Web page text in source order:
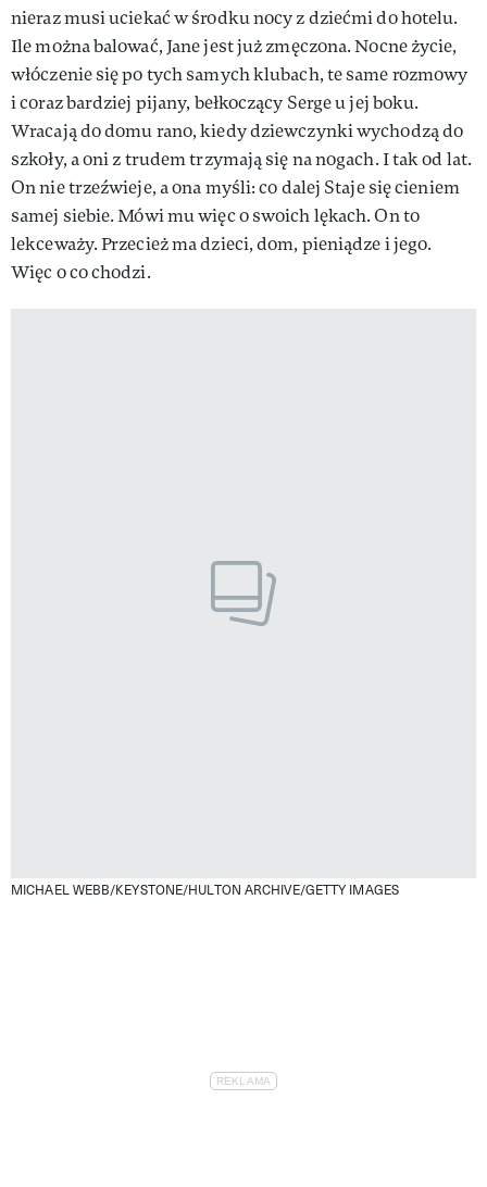
nieraz musi uciekać w środku nocy z dziećmi do hotelu.
Ile można balować, Jane jest już zmęczona. Nocne życie,
włóczenie się po tych samych klubach, te same rozmowy
i coraz bardziej pijany, bełkoczący Serge u jej boku.
Wracają do domu rano, kiedy dziewczynki wychodzą do
szkoły, a oni z trudem trzymają się na nogach. I tak od lat.
On nie trzeźwieje, a ona myśli: co dalej Staje się cieniem
samej siebie. Mówi mu więc o swoich lękach. On to
lekceważy. Przecież ma dzieci, dom, pieniądze i jego.
Więc o co chodzi.
MICHAEL WEBB/KEYSTONE/HULTON ARCHIVE/GETTY IMAGES